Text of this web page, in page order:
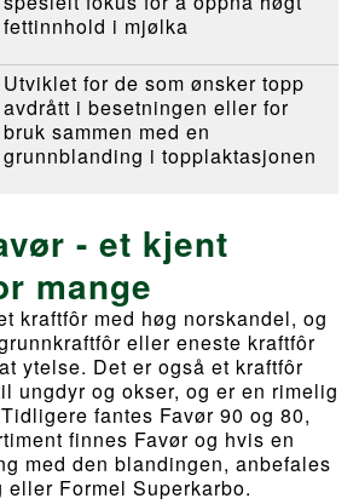
fettinnhold i mjølka
Utviklet for de som ønsker topp
avdrått i besetningen eller for
bruk sammen med en
grunnblanding i topplaktasjonen
- et kjent
mange
kraftfôr med høg norskandel, og
eller eneste kraftfôr
ytelse. Det er også et kraftfôr
ungdyr og okser, og er en rimelig
fantes Favør 90 og 80,
finnes Favør og hvis en
med den blandingen, anbefales
eller Formel Superkarbo.